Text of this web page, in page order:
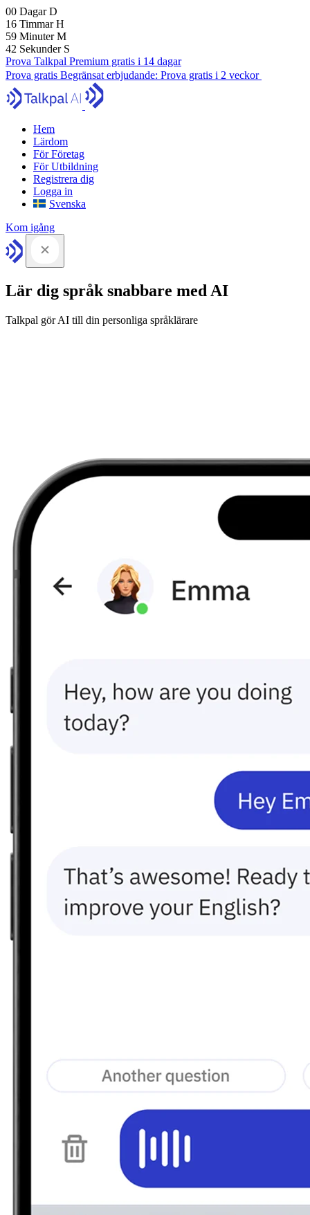
00 DagarD
16 TimmarH
59 MinuterM
41 Sekunder S
Prova Talkpal Premium gratis i 14 dagar
Prova gratis Begränsat erbjudande: Prova gratis i 2 veckor
Hem
Lärdom
För Företag
För Utbildning
Registrera dig
Logga in
Svenska
Kom igång
Lär dig språk snabbare med AI
Talkpal gör AI till din personliga språklärare